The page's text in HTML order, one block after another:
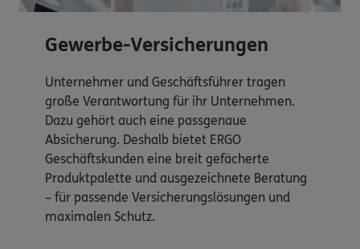
Gewerbe-Versicherungen
Unternehmer und Geschäftsführer tragen
große Verantwortung für ihr Unternehmen.
Dazu gehört auch eine passgenaue
Absicherung. Deshalb bietet ERGO
Geschäftskunden eine breit gefächerte
Produktpalette und ausgezeichnete Beratung
– für passende Versicherungslösungen und
maximalen Schutz.